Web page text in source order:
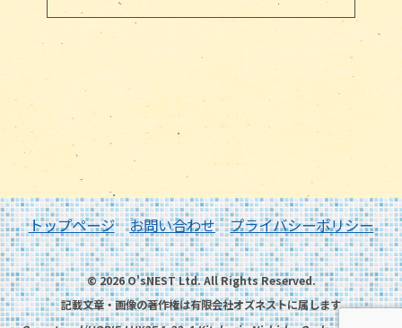
トップページ お問い合わせ プライバシーポリシー
© 2026 O'sNEST Ltd. All Rights Reserved.
記載文章・画像の著作権は有限会社オズネストに属します